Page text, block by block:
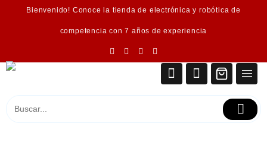
Bienvenido! Conoce la tienda de electrónica y robótica de
competencia con 7 años de experiencia